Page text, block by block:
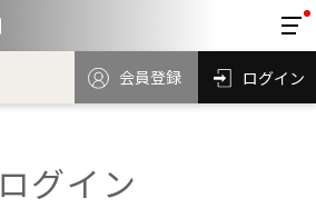
会員登録 ログイン
ログイン